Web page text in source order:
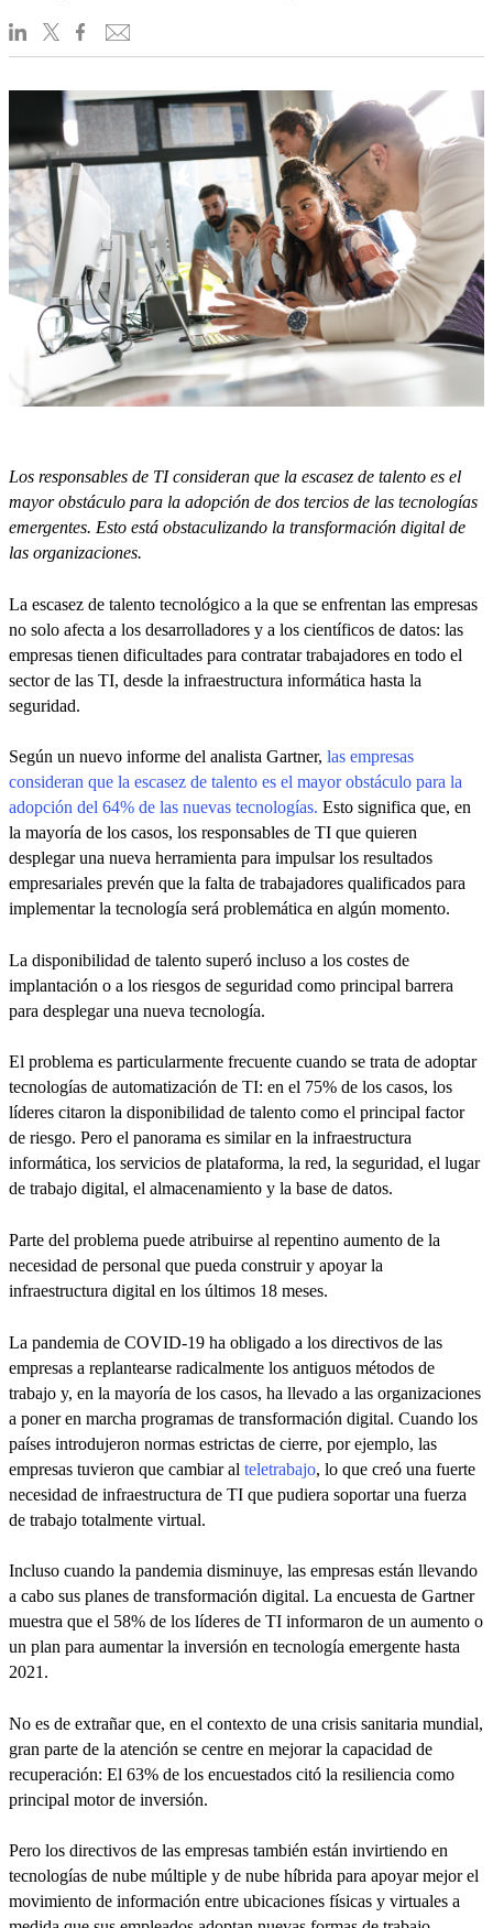
Los responsables de TI consideran que la escasez de talento es el
mayor obstáculo para la adopción de dos tercios de las tecnologías
emergentes. Esto está obstaculizando la transformación digital de
las organizaciones.
La escasez de talento tecnológico a la que se enfrentan las empresas
no solo afecta a los desarrolladores y a los científicos de datos: las
empresas tienen dificultades para contratar trabajadores en todo el
sector de las TI, desde la infraestructura informática hasta la
seguridad.
Según un nuevo informe del analista Gartner, las empresas
consideran que la escasez de talento es el mayor obstáculo para la
adopción del 64% de las nuevas tecnologías. Esto significa que, en
la mayoría de los casos, los responsables de TI que quieren
desplegar una nueva herramienta para impulsar los resultados
empresariales prevén que la falta de trabajadores qualificados para
implementar la tecnología será problemática en algún momento.
La disponibilidad de talento superó incluso a los costes de
implantación o a los riesgos de seguridad como principal barrera
para desplegar una nueva tecnología.
El problema es particularmente frecuente cuando se trata de adoptar
tecnologías de automatización de TI: en el 75% de los casos, los
líderes citaron la disponibilidad de talento como el principal factor
de riesgo. Pero el panorama es similar en la infraestructura
informática, los servicios de plataforma, la red, la seguridad, el lugar
de trabajo digital, el almacenamiento y la base de datos.
Parte del problema puede atribuirse al repentino aumento de la
necesidad de personal que pueda construir y apoyar la
infraestructura digital en los últimos 18 meses.
La pandemia de COVID-19 ha obligado a los directivos de las
empresas a replantearse radicalmente los antiguos métodos de
trabajo y, en la mayoría de los casos, ha llevado a las organizaciones
a poner en marcha programas de transformación digital. Cuando los
países introdujeron normas estrictas de cierre, por ejemplo, las
empresas tuvieron que cambiar al teletrabajo, lo que creó una fuerte
necesidad de infraestructura de TI que pudiera soportar una fuerza
de trabajo totalmente virtual.
Incluso cuando la pandemia disminuye, las empresas están llevando
a cabo sus planes de transformación digital. La encuesta de Gartner
muestra que el 58% de los líderes de TI informaron de un aumento o
un plan para aumentar la inversión en tecnología emergente hasta
2021.
No es de extrañar que, en el contexto de una crisis sanitaria mundial,
gran parte de la atención se centre en mejorar la capacidad de
recuperación: El 63% de los encuestados citó la resiliencia como
principal motor de inversión.
Pero los directivos de las empresas también están invirtiendo en
tecnologías de nube múltiple y de nube híbrida para apoyar mejor el
movimiento de información entre ubicaciones físicas y virtuales a